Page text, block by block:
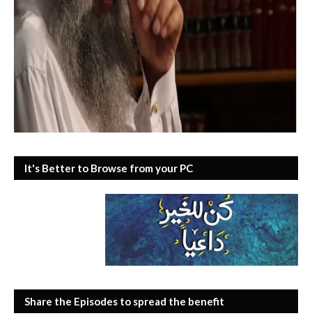
It's Better to Browse from your PC
Share the Episodes to spread the benefit